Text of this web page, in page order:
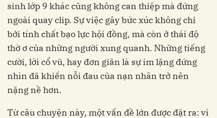
sinh lớp 9 khác cũng không can thiệp mà đứng
ngoài quay clip. Sự việc gây bức xúc không chỉ
bởi tính chất bạo lực hội đồng, mà còn ở thái độ
thờ ơ của những người xung quanh. Những tiếng
cười, lời cổ vũ, hay đơn giản là sự im lặng đứng
nhìn đã khiến nỗi đau của nạn nhân trở nên
nặng nề hơn.
Từ câu chuyện này, một vấn đề lớn được đặt ra: vì